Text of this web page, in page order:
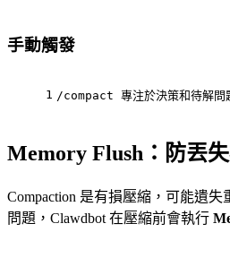
手動觸發
1 /compact 專注於決策和待解問
Memory Flush：防丟
Compaction 是有損壓縮，可能遺
問題，Clawdbot 在壓縮前會執行